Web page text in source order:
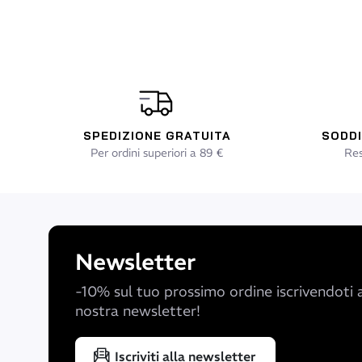
Tenuta frontale a 360°
Fireskin 2 per una massima termicità
SPEDIZIONE GRATUITA
Per ordini superiori a 89 €
Newsletter
-10% sul tuo prossimo ordine iscrivendoti
nostra newsletter!
Iscriviti alla newsletter